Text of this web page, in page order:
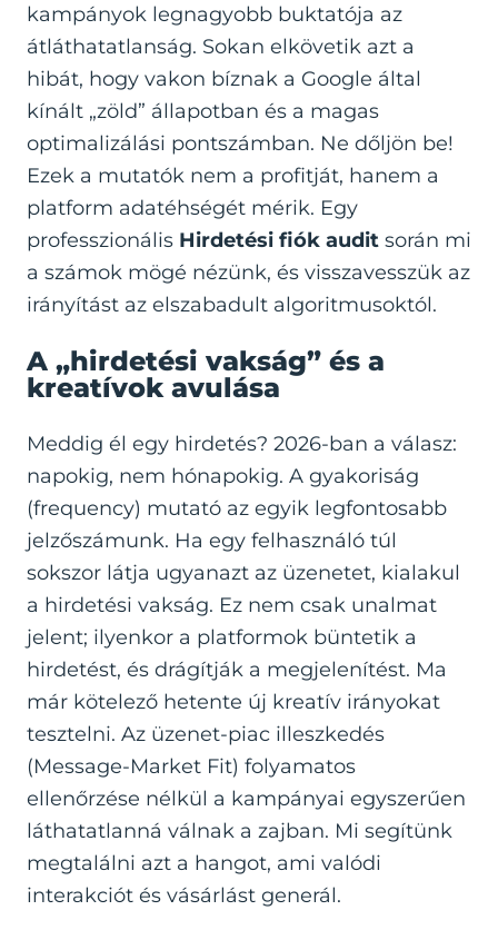
kampányok legnagyobb buktatója az
átláthatatlanság. Sokan elkövetik azt a
hibát, hogy vakon bíznak a Google által
kínált „zöld” állapotban és a magas
optimalizálási pontszámban. Ne dőljön be!
Ezek a mutatók nem a profitját, hanem a
platform adatéhségét mérik. Egy
professzionális Hirdetési fiók audit során mi
a számok mögé nézünk, és visszavesszük az
irányítást az elszabadult algoritmusoktól.
A „hirdetési vakság” és a
kreatívok avulása
Meddig él egy hirdetés? 2026-ban a válasz:
napokig, nem hónapokig. A gyakoriság
(frequency) mutató az egyik legfontosabb
jelzőszámunk. Ha egy felhasználó túl
sokszor látja ugyanazt az üzenetet, kialakul
a hirdetési vakság. Ez nem csak unalmat
jelent; ilyenkor a platformok büntetik a
hirdetést, és drágítják a megjelenítést. Ma
már kötelező hetente új kreatív irányokat
tesztelni. Az üzenet-piac illeszkedés
(Message-Market Fit) folyamatos
ellenőrzése nélkül a kampányai egyszerűen
láthatatlanná válnak a zajban. Mi segítünk
megtalálni azt a hangot, ami valódi
interakciót és vásárlást generál.